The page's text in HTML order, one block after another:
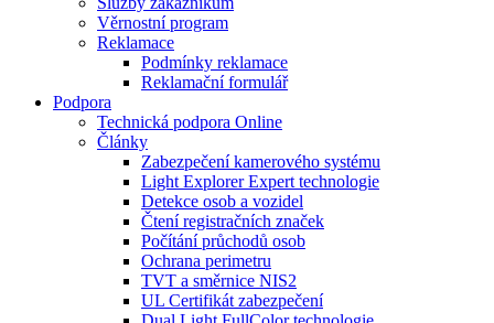
Věrnostní program
Reklamace
Podmínky reklamace
Reklamační formulář
Podpora
Technická podpora Online
Články
Zabezpečení kamerového systému
Light Explorer Expert technologie
Detekce osob a vozidel
Čtení registračních značek
Počítání průchodů osob
Ochrana perimetru
TVT a směrnice NIS2
UL Certifikát zabezpečení